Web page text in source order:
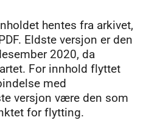
hentes fra arkivet,
Eldste versjon er den
2020, da
For innhold flyttet
med
versjon være den som
for flytting.